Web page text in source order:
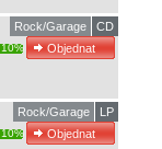
CD
Rock/Garage
10%
LP
Rock/Garage
10%